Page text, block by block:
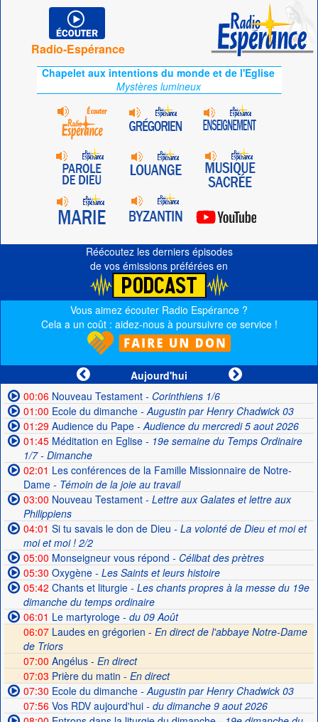
Radio-Espérance
Chapelet aux intentions du monde et de l'Eglise
Mystères lumineux
Réécoutez les derniers épisodes
de vos émissions préférées en
Vous aimez écouter Radio Espérance ?
Cela a un coût : aidez-nous à poursuivre ce service !
Aujourd'hui
00:06Nouveau Testament- Corinthiens 1/6
01:00 Ecole du dimanche- Augustin par Henry Chadwick 03
01:29Audience du Pape- Audience du mercredi 5 aout 2026
01:45Méditation en Eglise- 19e semaine du Temps Ordinaire
1/7 - Dimanche
02:01 Les conférences de la Famille Missionnaire de Notre-
Dame- Témoin de la joie au travail
03:00 Nouveau Testament- Lettre aux Galates et lettre aux
Philippiens
04:01 Si tu savais le don de Dieu - La volonté de Dieu et moi et
moi et moi ! 2/2
05:00 Monseigneur vous répond - Célibat des prètres
05:30 Oxygène- Les Saints et leurs histoire
05:42 Chants et liturgie- Les chants propres à la messe du 19e
dimanche du temps ordinaire
06:01 Le martyrologe- du 09 Août
06:07Laudes en grégorien - En direct de l'abbaye Notre-Dame
de Triors
07:00 Angélus - En direct
07:03 Prière du matin - En direct
07:30 Ecole du dimanche- Augustin par Henry Chadwick 03
07:56Vos RDV aujourd'hui- du dimanche 9 aout 2026